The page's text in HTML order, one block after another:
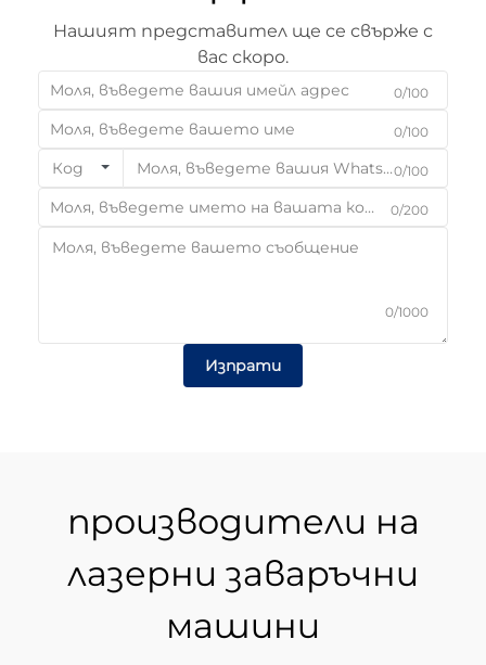
Нашият представител ще се свърже с
вас скоро.
0/100
0/100
Код 0/100
0/200
0/1000
Изпрати
производители на
лазерни заваръчни
машини